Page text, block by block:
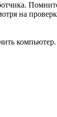
на